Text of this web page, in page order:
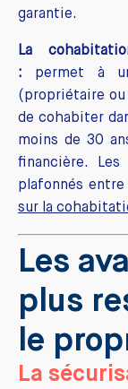
garantie.
La
: permet à
(propriétaire ou
de cohabiter
moins de 30
financière.
plafonnés
sur la
Les
plus
le
La